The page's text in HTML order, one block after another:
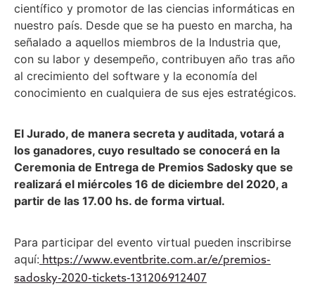
científico y promotor de las ciencias informáticas en
nuestro país. Desde que se ha puesto en marcha, ha
señalado a aquellos miembros de la Industria que,
con su labor y desempeño, contribuyen año tras año
al crecimiento del software y la economía del
conocimiento en cualquiera de sus ejes estratégicos.
El Jurado, de manera secreta y auditada, votará a
los ganadores, cuyo resultado se conocerá en la
Ceremonia de Entrega de Premios Sadosky que se
realizará el miércoles 16 de diciembre del 2020, a
partir de las 17.00 hs. de forma virtual.
Para participar del evento virtual pueden inscribirse
aquí: https://www.eventbrite.com.ar/e/premios-
sadosky-2020-tickets-131206912407